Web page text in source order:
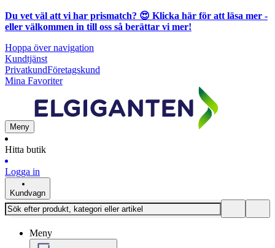
Du vet väl att vi har prismatch? 😍 Klicka här för att läsa mer -
eller välkommen in till oss så berättar vi mer!
Hoppa över navigation
Kundtjänst
PrivatkundFöretagskund
Mina Favoriter
Meny
Hitta butik
Logga in
Kundvagn
Meny